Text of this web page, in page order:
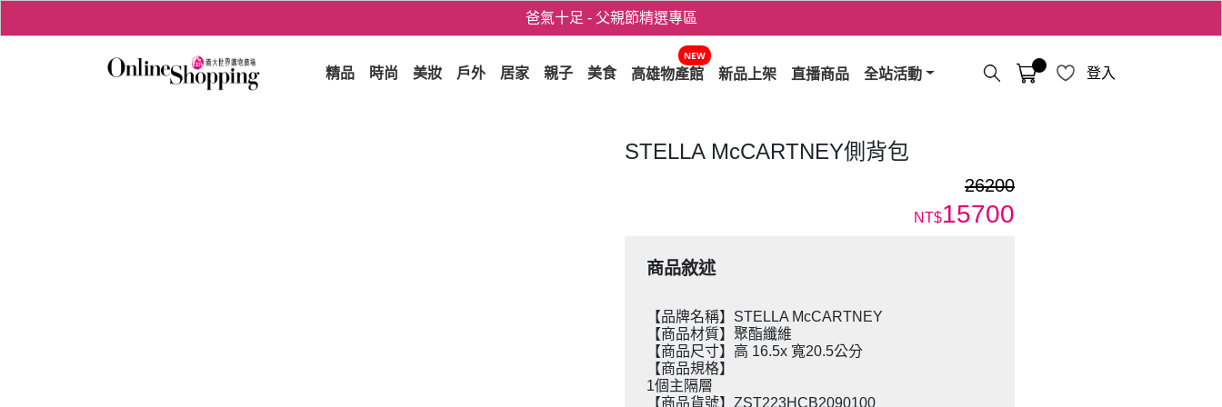
爸氣十足 - 父親節精選專區
用心愛你！七夕星選禮遇！
精品 時尚 美妝 戶外 居家 親子 美食 高雄物產館
NEW
新品上架 直播商品 全站活動 登入
STELLA McCARTNEY側背包
26200
NT$15700
商品敘述
【品牌名稱】STELLA McCARTNEY
【商品材質】聚酯纖維
【商品尺寸】高 16.5x 寬20.5公分
【商品規格】
1個主隔層
【商品貨號】ZST223HCB2090100